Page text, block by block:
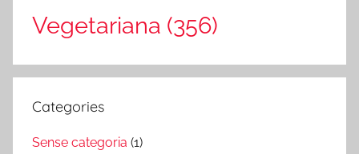
Vegetariana (356)
Categories
Sense categoria (1)